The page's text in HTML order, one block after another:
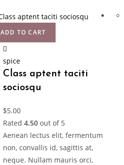
ADD TO CART
spice
Class aptent taciti
sociosqu
$5.00
Rated 4.50 out of 5
Aenean lectus elit, fermentum
non, convallis id, sagittis at,
neque. Nullam mauris orci,